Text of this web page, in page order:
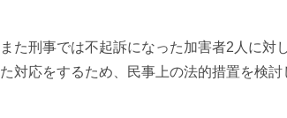
また刑事では不起訴になった加害者2人に対
た対応をするため、民事上の法的措置を検